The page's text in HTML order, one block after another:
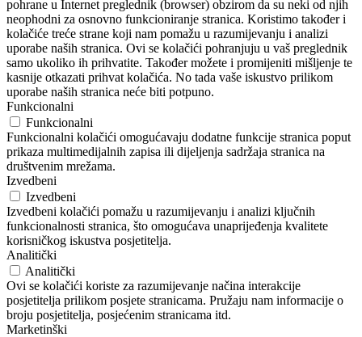
pohrane u Internet preglednik (browser) obzirom da su neki od njih
neophodni za osnovno funkcioniranje stranica. Koristimo također i
kolačiće treće strane koji nam pomažu u razumijevanju i analizi
uporabe naših stranica. Ovi se kolačići pohranjuju u vaš preglednik
samo ukoliko ih prihvatite. Također možete i promijeniti mišljenje te
kasnije otkazati prihvat kolačića. No tada vaše iskustvo prilikom
uporabe naših stranica neće biti potpuno.
Funkcionalni
Funkcionalni
Funkcionalni kolačići omogućavaju dodatne funkcije stranica poput
prikaza multimedijalnih zapisa ili dijeljenja sadržaja stranica na
društvenim mrežama.
Izvedbeni
Izvedbeni
Izvedbeni kolačići pomažu u razumijevanju i analizi ključnih
funkcionalnosti stranica, što omogućava unaprijeđenja kvalitete
korisničkog iskustva posjetitelja.
Analitički
Analitički
Ovi se kolačići koriste za razumijevanje načina interakcije
posjetitelja prilikom posjete stranicama. Pružaju nam informacije o
broju posjetitelja, posjećenim stranicama itd.
Marketinški